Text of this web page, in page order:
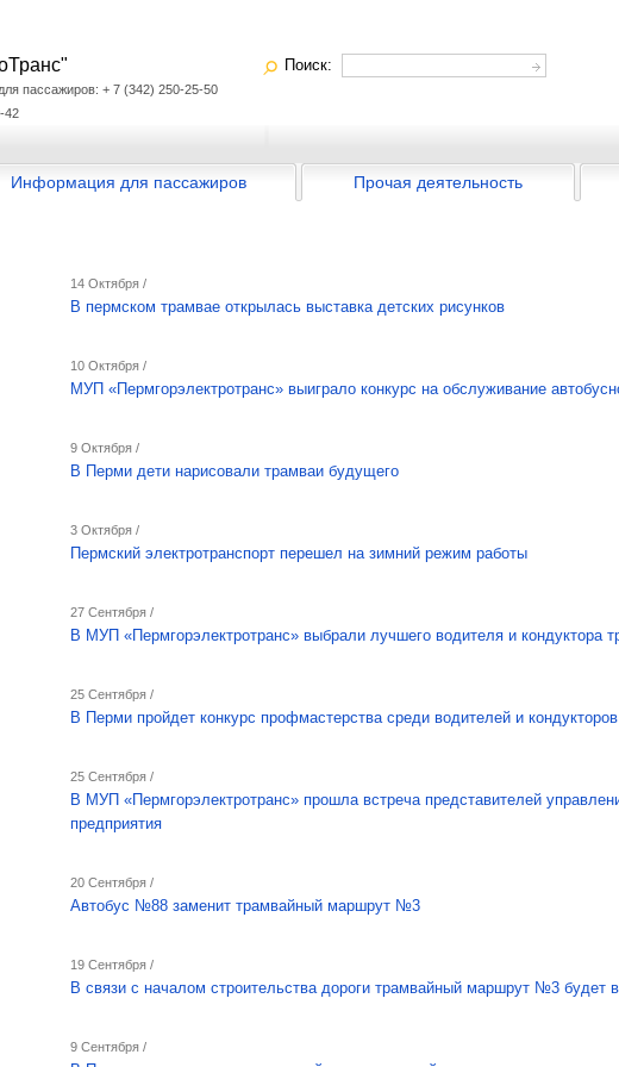
пассажиров: + 7 (342) 250-25-50
42
Поиск:
Информация для пассажиров Прочая деятельность
14 Октября /
В пермском трамвае открылась выставка детских рисунков
10 Октября /
МУП «Пермгорэлектротранс» выиграло конкурс на обслуживание
9 Октября /
В Перми дети нарисовали трамваи будущего
3 Октября /
Пермский электротранспорт перешел на зимний режим работы
27 Сентября /
В МУП «Пермгорэлектротранс» выбрали лучшего водителя и кондуктора
25 Сентября /
В Перми пройдет конкурс профмастерства среди водителей и
25 Сентября /
В МУП «Пермгорэлектротранс» прошла встреча представителей
предприятия
20 Сентября /
Автобус №88 заменит трамвайный маршрут №3
19 Сентября /
В связи с началом строительства дороги трамвайный маршрут №3 будет
9 Сентября /